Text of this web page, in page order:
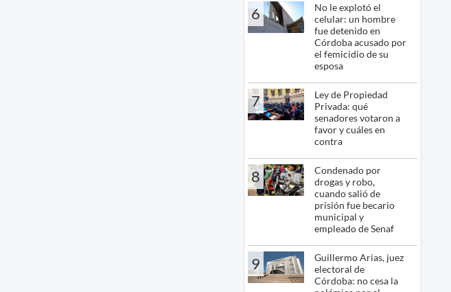
6
No le explotó el
celular: un hombre
fue detenido en
Córdoba acusado por
el femicidio de su
esposa
7
Ley de Propiedad
Privada: qué
senadores votaron a
favor y cuáles en
contra
8
Condenado por
drogas y robo,
cuando salió de
prisión fue becario
municipal y
empleado de Senaf
9
Guillermo Arias, juez
electoral de
Córdoba: no cesa la